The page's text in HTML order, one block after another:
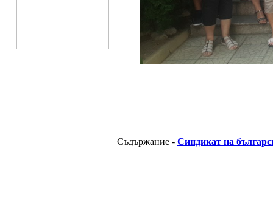
Съдържание - Синдикат на